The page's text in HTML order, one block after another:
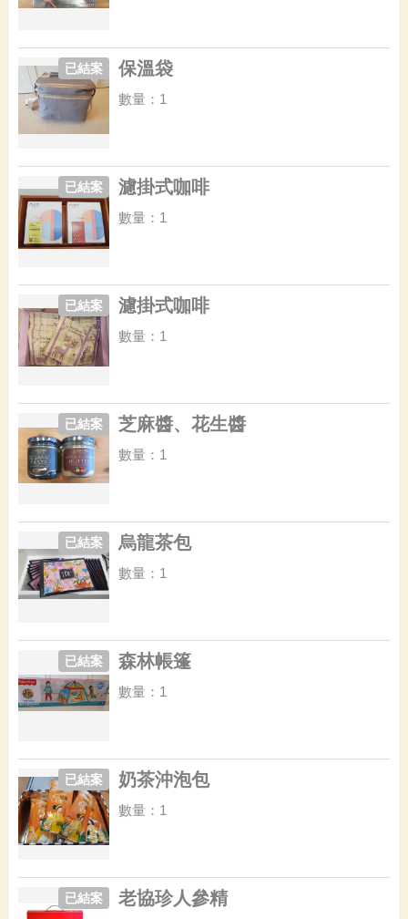
保溫袋
已結案
數量：1
濾掛式咖啡
已結案
數量：1
濾掛式咖啡
已結案
數量：1
芝麻醬、花生醬
已結案
數量：1
烏龍茶包
已結案
數量：1
森林帳篷
已結案
數量：1
奶茶沖泡包
已結案
數量：1
老協珍人參精
已結案